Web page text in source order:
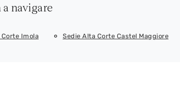
navigare
Imola Sedie Alta Corte Castel Maggiore